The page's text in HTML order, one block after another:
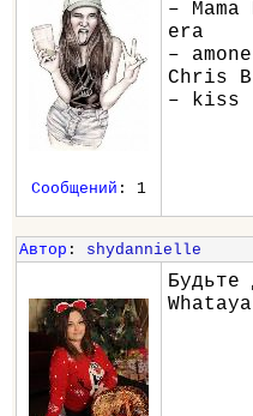
– Mama
era
– amone
Chris
– kiss
Сообщений : 1
Автор : shydannielle
Будьте